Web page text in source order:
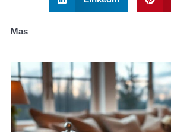
Mas